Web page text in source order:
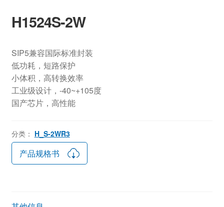
H1524S-2W
SIP5兼容国际标准封装
低功耗，短路保护
小体积，高转换效率
工业级设计，-40~+105度
国产芯片，高性能
分类： H_S-2WR3
产品规格书